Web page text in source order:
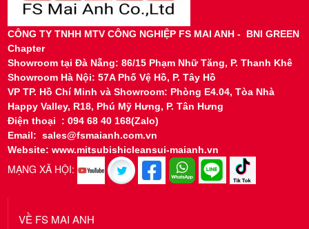
CÔNG TY TNHH MTV CÔNG NGHIỆP FS MAI ANH - BNI GREEN
Chapter
Showroom tạiĐà Nẵng: 86/15 Phạm Nhữ Tăng, P. Thanh Khê
Showroom Hà Nội: 57A Phố Vệ Hồ, P. Tây Hồ
VP TP. Hồ Chí Minh và Showroom: Phòng E4.04, Tòa Nhà
Happy Valley, R18, Phú Mỹ Hưng, P. Tân Hưng
Điện thoại : 094 68 40 168(Zalo)
Email: sales@fsmaianh.com.vn
Website: www.mitsubishicleansui-maianh.vn
MẠNG XÃ HỘI:
VỀ FS MAI ANH